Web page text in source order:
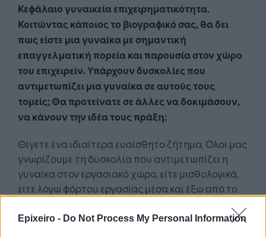
Epixeiro - Do Not Process My Personal Information
Κεφάλαιο γυναικεία επιχειρηματικότητα.
Κοιτώντας κάποιος το βιογραφικό σας, θα δει
πως είστε μια γυναίκα με σημαντική
επαγγελματική πορεία και παρουσία στον χώρο
του επιχειρείν. Υπάρχουν δυσκολίες που
αντιμετωπίζει μια γυναίκα σε αυτούς τους
τομείς; Θα προτείνατε σε άλλες να δοκιμάσουν,
να κάνουν την ιδέα τους πράξη;
Θίγετε ένα ιδιαίτερα ευαίσθητο ζήτημα. Όλοι μας
γνωρίζουμε τη δυσκολία που αντιμετωπίζει η
γυναίκα στον εργασιακό χώρο, είτε μισθολογικά,
είτε λόγω φόρτου εργασίας μέσα και έξω από το
χέρια της ινδικής θεότητας Κάλι. Να ξέρετε πως